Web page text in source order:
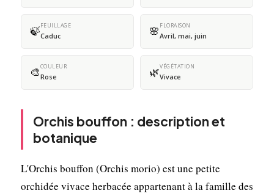
🍃FEUILLAGE
Caduc 🌸 FLORAISON
Avril, mai, juin
🎨COULEUR
Rose 🌿VÉGÉTATION
Vivace
Orchis bouffon : description et
botanique
L'Orchis bouffon (Orchis morio) est une petite
orchidée vivace herbacée appartenant à la famille des